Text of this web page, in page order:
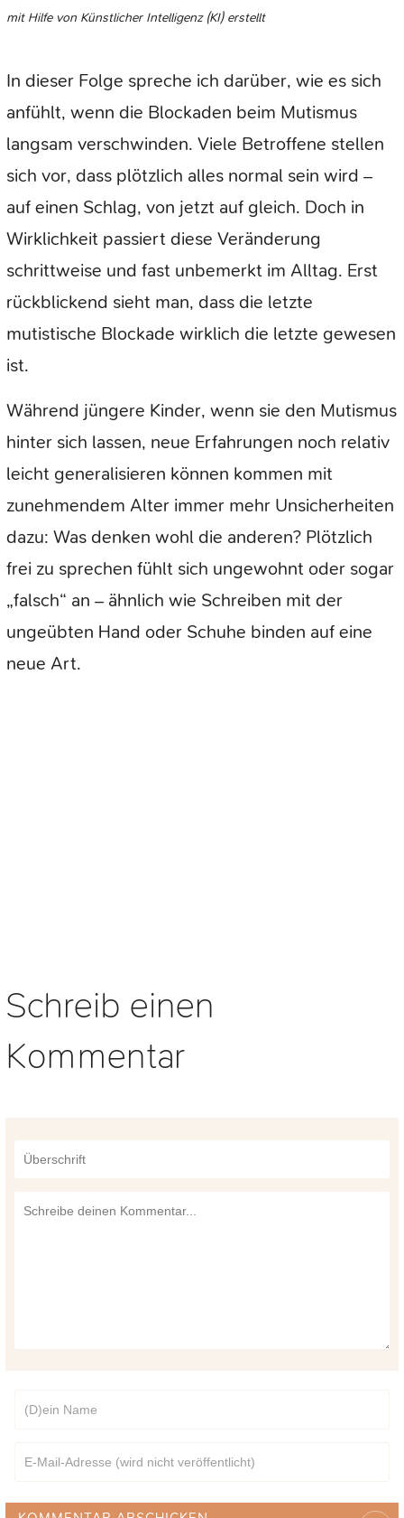
mit Hilfe von Künstlicher Intelligenz (KI) erstellt
In dieser Folge spreche ich darüber, wie es sich
anfühlt, wenn die Blockaden beim Mutismus
langsam verschwinden. Viele Betroffene stellen
sich vor, dass plötzlich alles normal sein wird –
auf einen Schlag, von jetzt auf gleich. Doch in
Wirklichkeit passiert diese Veränderung
schrittweise und fast unbemerkt im Alltag. Erst
rückblickend sieht man, dass die letzte
mutistische Blockade wirklich die letzte gewesen
ist.
Während jüngere Kinder, wenn sie den Mutismus
hinter sich lassen, neue Erfahrungen noch relativ
leicht generalisieren können kommen mit
zunehmendem Alter immer mehr Unsicherheiten
dazu: Was denken wohl die anderen? Plötzlich
frei zu sprechen fühlt sich ungewohnt oder sogar
„falsch“ an – ähnlich wie Schreiben mit der
ungeübten Hand oder Schuhe binden auf eine
neue Art.
Schreib einen
Kommentar